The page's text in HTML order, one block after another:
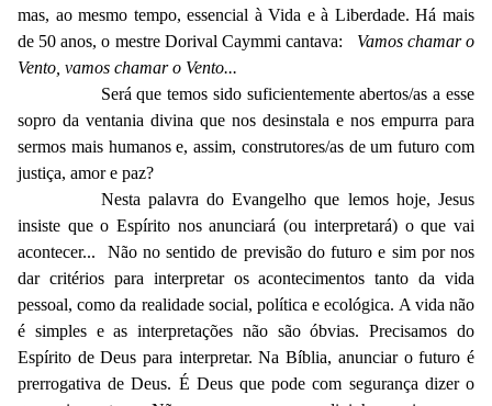
mas, ao mesmo tempo, essencial à Vida e à Liberdade. Há mais
de 50 anos, o mestre Dorival Caymmi cantava: Vamos chamar o
Vento, vamos chamar o Vento...
Será que temos sido suficientemente abertos/as a esse
sopro da ventania divina que nos desinstala e nos empurra para
sermos mais humanos e, assim, construtores/as de um futuro com
justiça, amor e paz?
Nesta palavra do Evangelho que lemos hoje, Jesus
insiste que o Espírito nos anunciará (ou interpretará) o que vai
acontecer... Não no sentido de previsão do futuro e sim por nos
dar critérios para interpretar os acontecimentos tanto da vida
pessoal, como da realidade social, política e ecológica. A vida não
é simples e as interpretações não são óbvias. Precisamos do
Espírito de Deus para interpretar. Na Bíblia, anunciar o futuro é
prerrogativa de Deus. É Deus que pode com segurança dizer o